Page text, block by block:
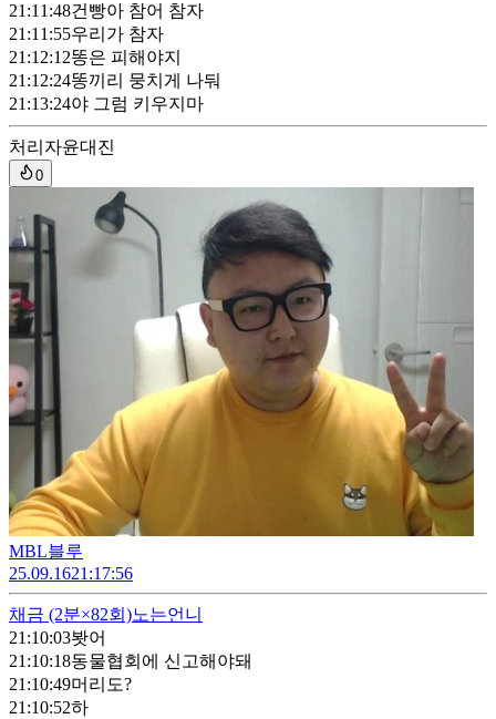
21:11:48건빵아 참어 참자
21:11:55우리가 참자
21:12:12똥은 피해야지
21:12:24똥끼리 뭉치게 나둬
21:13:24야 그럼 키우지마
처리자윤대진
0
MBL블루
25.09.1621:17:56
채금 (2분×82회)노는언니
21:10:03봣어
21:10:18동물협회에 신고해야돼
21:10:49머리도?
21:10:52하